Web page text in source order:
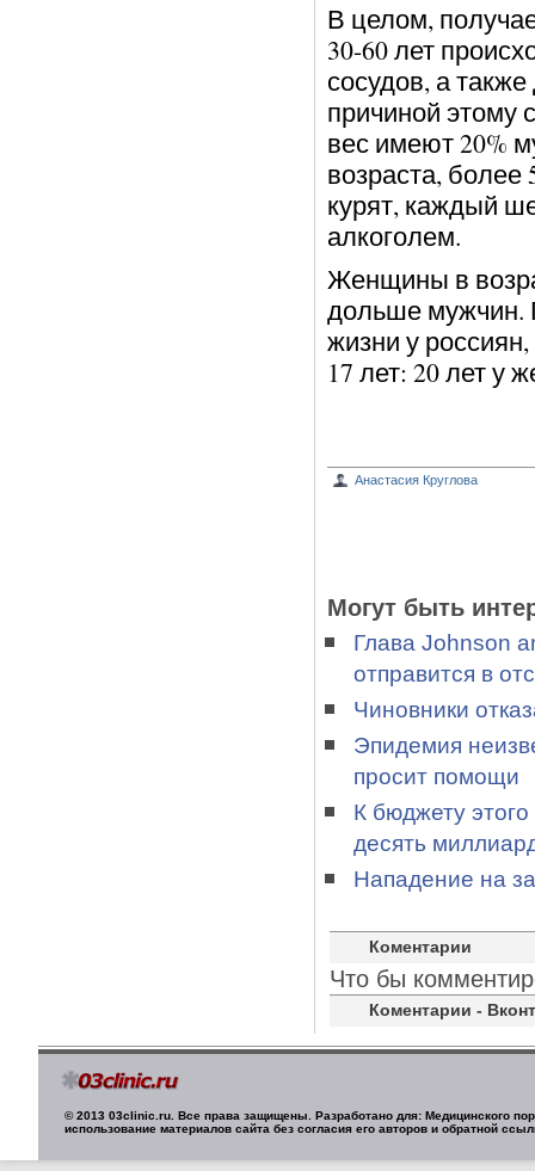
В целом,
30-60 лет
сосудов, а
причиной этому
вес имеют 20%
возраста,
курят, каждый
алкоголем.
Женщины в
дольше мужчин.
жизни у
17 лет: 20 лет у
Анастасия Круглова
Могут быть
Глава Johnson
отправится в
Чиновники
Эпидемия
просит помощи
К бюджету
десять
Нападение на
Коментарии
Что бы
Коментарии -
© 2013 03clinic.ru. Все права защищены. Разработано для: Медицинского
использование материалов сайта без согласия его авторов и обратной